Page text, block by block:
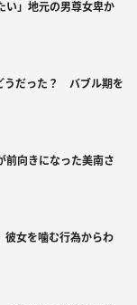
い」地元の男尊女卑か
うだった？ バブル期を
前向きになった美南さ
彼女を噛む行為からわ